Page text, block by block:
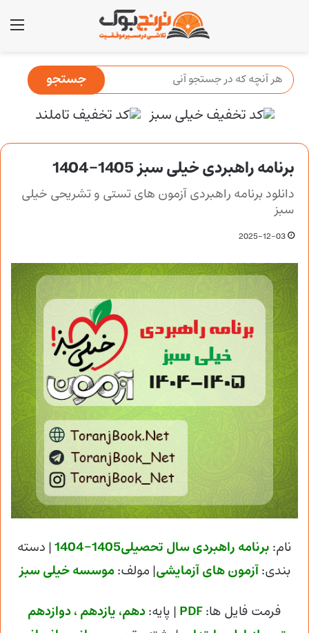
برنامه راهبردی خیلی سبز 1405-1404
دانلود برنامه راهبردی آزمون های تستی و تشریحی خیلی
سبز
2025-12-03
نام: برنامه راهبردی سال تحصیلی1405-1404
| دسته
بندی:آزمون های آزمایشی| مولف: موسسه خیلی سبز
فرمت فایل ها:PDF | پایه:دهم، یازدهم ، دوازدهم